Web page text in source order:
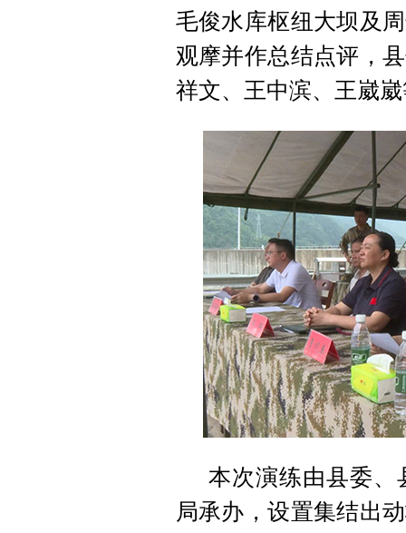
毛俊水库枢纽大坝及
观摩并作总结点评，
祥文、王中滨、王崴
本次演练由县委、
局承办，设置集结出